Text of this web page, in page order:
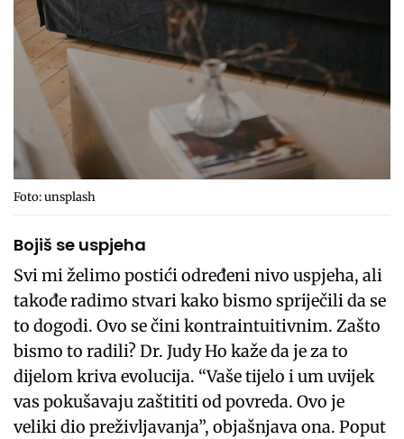
Foto: unsplash
Bojiš se uspjeha
Svi mi želimo postići određeni nivo uspjeha, ali
takođe radimo stvari kako bismo spriječili da se
to dogodi. Ovo se čini kontraintuitivnim. Zašto
bismo to radili? Dr. Judy Ho kaže da je za to
dijelom kriva evolucija. “Vaše tijelo i um uvijek
vas pokušavaju zaštititi od povreda. Ovo je
veliki dio preživljavanja”, objašnjava ona. Poput